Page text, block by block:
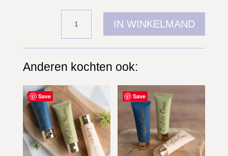
"Queen
the
kitchen"
IN WINKELMAND
Anderen kochten ook:
Save Save